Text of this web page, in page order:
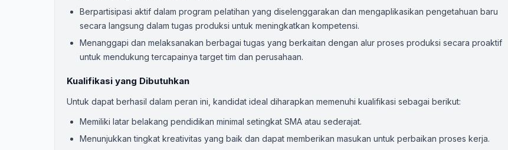
Berpartisipasi aktif dalam program pelatihan yang diselenggarakan dan mengaplikasikan pengetahuan baru
secara langsung dalam tugas produksi untuk meningkatkan kompetensi.
Menanggapi dan melaksanakan berbagai tugas yang berkaitan dengan alur proses produksi secara proaktif
untuk mendukung tercapainya target tim dan perusahaan.
Kualifikasi yang Dibutuhkan
Untuk dapat berhasil dalam peran ini, kandidat ideal diharapkan memenuhi kualifikasi sebagai berikut:
Memiliki latar belakang pendidikan minimal setingkat SMA atau sederajat.
Menunjukkan tingkat kreativitas yang baik dan dapat memberikan masukan untuk perbaikan proses kerja.